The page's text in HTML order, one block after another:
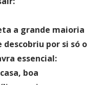
a grande maioria
descobriu por si só o
essencial:
boa